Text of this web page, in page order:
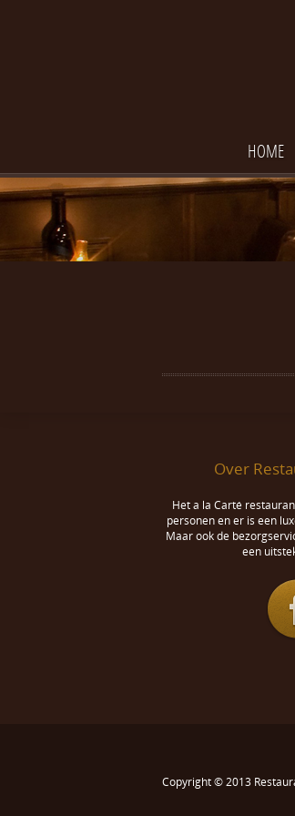
HOME
Over
Het a la Carté
personen en er is een
Maar ook de
een
Copyright © 2013